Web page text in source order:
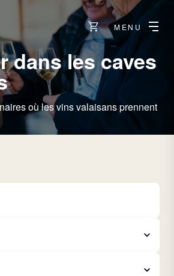
MENU
dans les caves
où les vins valaisans prennent